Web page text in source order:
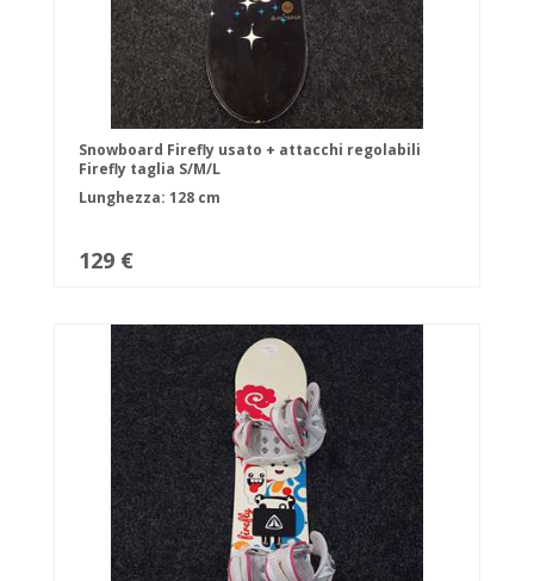
Snowboard Firefly usato + attacchi regolabili
Firefly taglia S/M/L
Lunghezza: 128 cm
129 €